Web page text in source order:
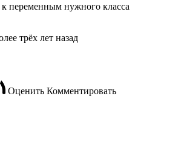
к переменным нужного класса
трёх лет назад
Оценить Комментировать